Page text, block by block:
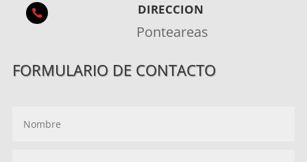
 DIRECCION
Ponteareas
FORMULARIO DE CONTACTO